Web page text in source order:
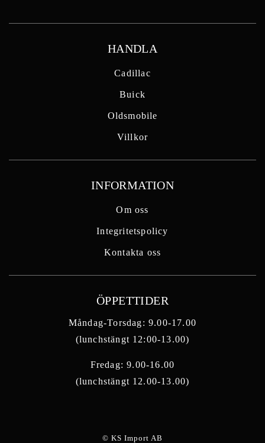
HANDLA
Cadillac
Buick
Oldsmobile
Villkor
INFORMATION
Om oss
Integritetspolicy
Kontakta oss
ÖPPETTIDER
Måndag-Torsdag: 9.00-17.00
(lunchstängt 12:00-13.00)
Fredag: 9.00-16.00
(lunchstängt 12.00-13.00)
© KS Import AB